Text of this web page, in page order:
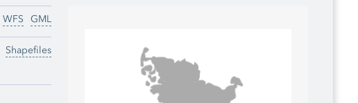
GML
WFS
Shapefiles